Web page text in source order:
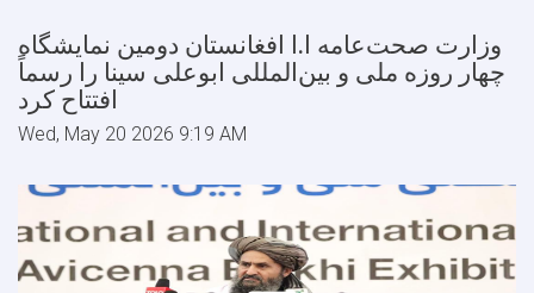
وزارت صحت‌عامه ا.ا افغانستان دومین نمایشگاه
چهار روزه ملی و بین‌المللی ابوعلی سینا را رسماً
افتتاح کرد
Wed, May 20 2026 9:19 AM